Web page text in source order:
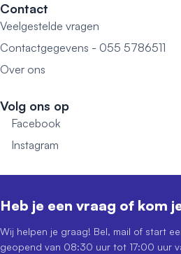
Contact
Veelgestelde vragen
Contactgegevens - 055 5786511
Over ons
Volg ons op
Facebook
Instagram
Heb je een vraag of kom
Wij helpen je graag! Bel, mail of start
geopend van 08:30 uur tot 17:00 uur